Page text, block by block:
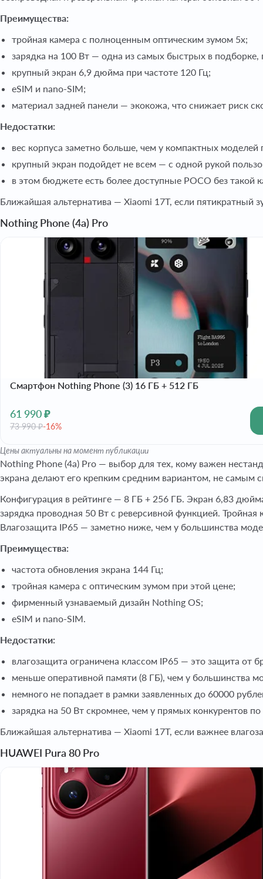
Преимущества:
тройная камера с полноценным оптическим зумом 5x;
зарядка на 100 Вт — одна из самых быстрых в
крупный экран 6,9 дюйма при частоте 120 Гц;
eSIM и nano-SIM;
материал задней панели — экокожа, что снижает риск
Недостатки:
вес корпуса заметно больше, чем у компактных моделей
крупный экран подойдет не всем — с одной рукой
в этом бюджете есть более доступные POCO без такой
Ближайшая альтернатива — Xiaomi 17T, если пятикратный
Nothing Phone (4a) Pro
Смартфон Nothing Phone (3) 16 ГБ + 512 ГБ
61 990 ₽
73 990 ₽-16%
Цены актуальны на момент публикации
Nothing Phone (4a) Pro — выбор для тех, кому важен
экрана делают его крепким средним вариантом, не самым
Конфигурация в рейтинге — 8 ГБ + 256 ГБ. Экран 6,83
зарядка проводная 50 Вт с реверсивной функцией.
Влагозащита IP65 — заметно ниже, чем у большинства
Преимущества:
частота обновления экрана 144 Гц;
тройная камера с оптическим зумом при этой цене;
фирменный узнаваемый дизайн Nothing OS;
eSIM и nano-SIM.
Недостатки:
влагозащита ограничена классом IP65 — это защита от
меньше оперативной памяти (8 ГБ), чем у большинства
немного не попадает в рамки заявленных до 60000
зарядка на 50 Вт скромнее, чем у прямых конкурентов по
Ближайшая альтернатива — Xiaomi 17T, если важнее
HUAWEI Pura 80 Pro